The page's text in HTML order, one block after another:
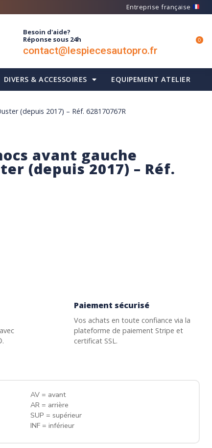
Entreprise française
Besoin d'aide?
Réponse sous 24h
contact@lespiecesautopro.fr
0
DIVERS & ACCESSOIRES EQUIPEMENT ATELIER
(depuis 2017) – Réf. 628170767R
avant gauche
(depuis 2017) – Réf.
Paiement sécurisé
Vos achats en toute confiance via la
plateforme de paiement Stripe et
certificat SSL.
AV = avant
AR = arrière
SUP = supérieur
INF = inférieur